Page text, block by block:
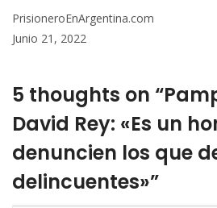
PrisioneroEnArgentina.com
Junio 21, 2022
5 thoughts on
David Rey: «Es un
denuncien los que
delincuentes»”